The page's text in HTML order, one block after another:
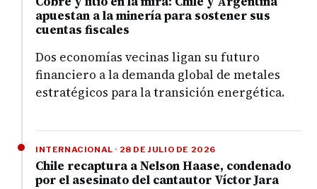
apuestan a la minería para sostener sus
cuentas fiscales
Dos economías vecinas ligan su futuro
financiero a la demanda global de metales
estratégicos para la transición energética.
INTERNACIONAL · 28 DE JULIO DE 2026
Chile recaptura a Nelson Haase, condenado
por el asesinato del cantautor Víctor Jara